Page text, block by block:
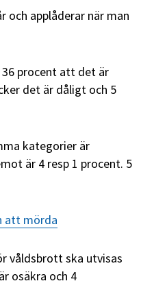
applåderar när man
procent att det är
det är dåligt och 5
kategorier är
är 4 resp 1 procent. 5
att mörda
våldsbrott ska utvisas
osäkra och 4